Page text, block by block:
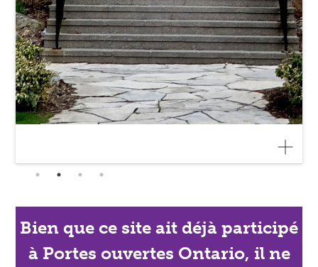
Bien que ce site ait déjà participé
à Portes ouvertes Ontario, il ne